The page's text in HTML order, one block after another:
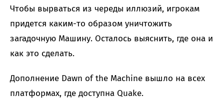
Чтобы вырваться из череды иллюзий, игрокам
придется каким-то образом уничтожить
загадочную Машину. Осталось выяснить, где она и
как это сделать.
Дополнение Dawn of the Machine вышло на всех
платформах, где доступна Quake.